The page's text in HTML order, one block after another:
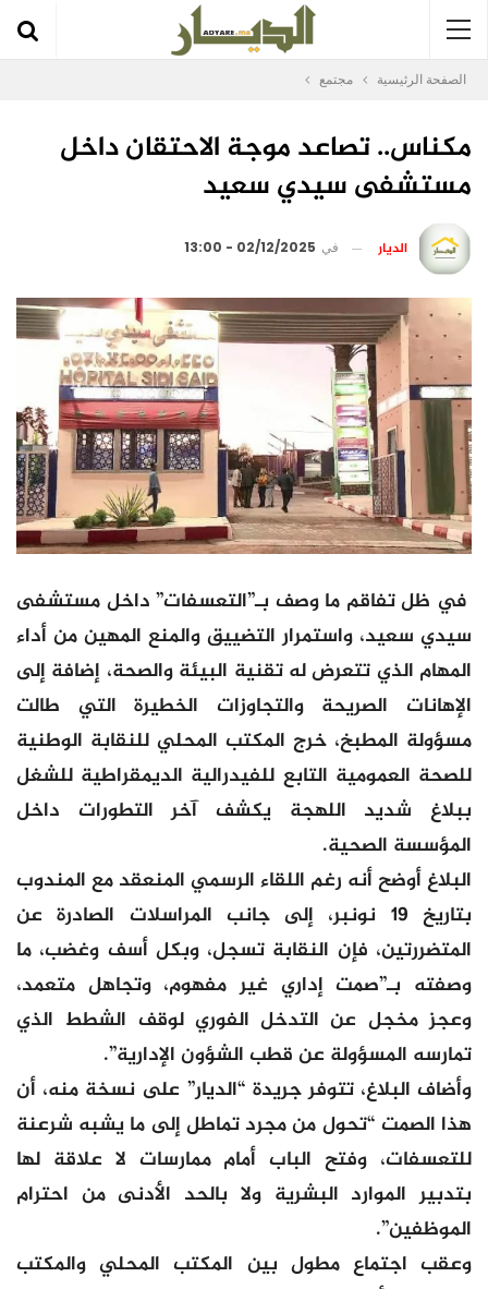
الصفحة الرئيسية مجتمع
مكناس.. تصاعد موجة الاحتقان داخل
مستشفى سيدي سعيد
الديار في 02/12/2025 - 13:00
في ظل تفاقم ما وصف بـ”التعسفات” داخل مستشفى
سيدي سعيد، واستمرار التضييق والمنع المهين من أداء
المهام الذي تتعرض له تقنية البيئة والصحة، إضافة إلى
الإهانات الصريحة والتجاوزات الخطيرة التي طالت
مسؤولة المطبخ، خرج المكتب المحلي للنقابة الوطنية
للصحة العمومية التابع للفيدرالية الديمقراطية للشغل
ببلاغ شديد اللهجة يكشف آخر التطورات داخل
المؤسسة الصحية.
البلاغ أوضح أنه رغم اللقاء الرسمي المنعقد مع المندوب
بتاريخ 19 نونبر، إلى جانب المراسلات الصادرة عن
المتضررتين، فإن النقابة تسجل، وبكل أسف وغضب، ما
وصفته بـ”صمت إداري غير مفهوم، وتجاهل متعمد،
وعجز مخجل عن التدخل الفوري لوقف الشطط الذي
تمارسه المسؤولة عن قطب الشؤون الإدارية”.
وأضاف البلاغ، تتوفر جريدة “الديار” على نسخة منه، أن
هذا الصمت “تحول من مجرد تماطل إلى ما يشبه شرعنة
للتعسفات، وفتح الباب أمام ممارسات لا علاقة لها
بتدبير الموارد البشرية ولا بالحد الأدنى من احترام
الموظفين”.
وعقب اجتماع مطول بين المكتب المحلي والمكتب